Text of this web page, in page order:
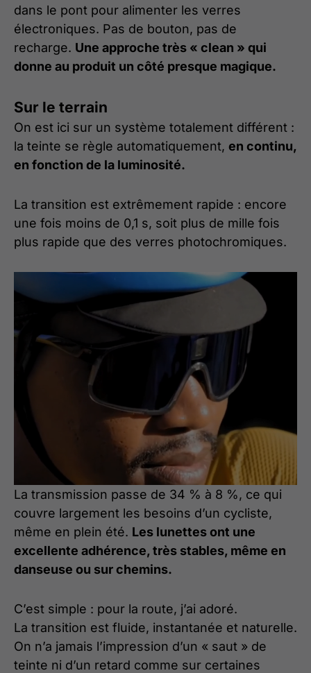
dans le pont pour alimenter les verres
électroniques. Pas de bouton, pas de
recharge. Une approche très « clean » qui
donne au produit un côté presque magique.
Sur le terrain
On est ici sur un système totalement différent :
la teinte se règle automatiquement, en continu,
en fonction de la luminosité.
La transition est extrêmement rapide : encore
une fois moins de 0,1 s, soit plus de mille fois
plus rapide que des verres photochromiques.
La transmission passe de 34 % à 8 %, ce qui
couvre largement les besoins d’un cycliste,
même en plein été. Les lunettes ont une
excellente adhérence, très stables, même en
danseuse ou sur chemins.
C’est simple : pour la route, j’ai adoré.
La transition est fluide, instantanée et naturelle.
On n’a jamais l’impression d’un « saut » de
teinte ni d’un retard comme sur certaines